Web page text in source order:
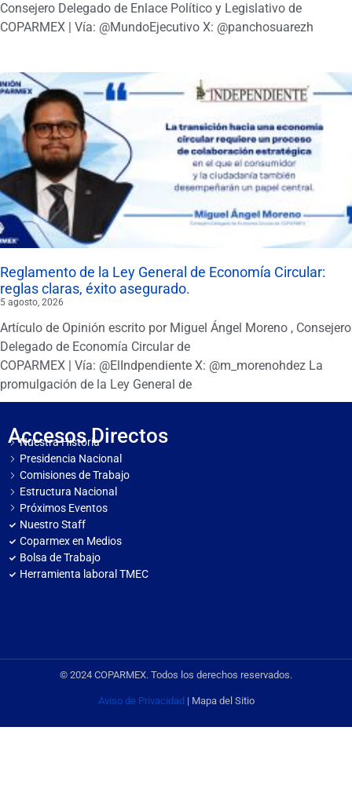
Consejero Delegado de Enlace Político y Legislativo de
COPARMEX | Vía: @MundoEjecutivo X: @panchosuarezh
Reglamento de la Ley General de Economía Circular:
reglas claras, éxito asegurado.
5 agosto, 2026
Artículo de Opinión escrito por Miguel Ángel Moreno , Consejero
Delegado de Economía Circular de
COPARMEX | Vía: @ElIndpendiente X: @m_morenohdez La
promulgación de la Ley General de
Accesos Directos
Nuestra Historia
Presidencia Nacional
Comisiones de Trabajo
Estructura Nacional
Próximos Eventos
Nuestro Staff
Coparmex en Medios
Bolsa de Trabajo
Herramienta laboral TMEC
© 2024 COPARMEX. Todos los derechos reservados.
Aviso de Privacidad | Mapa del Sitio